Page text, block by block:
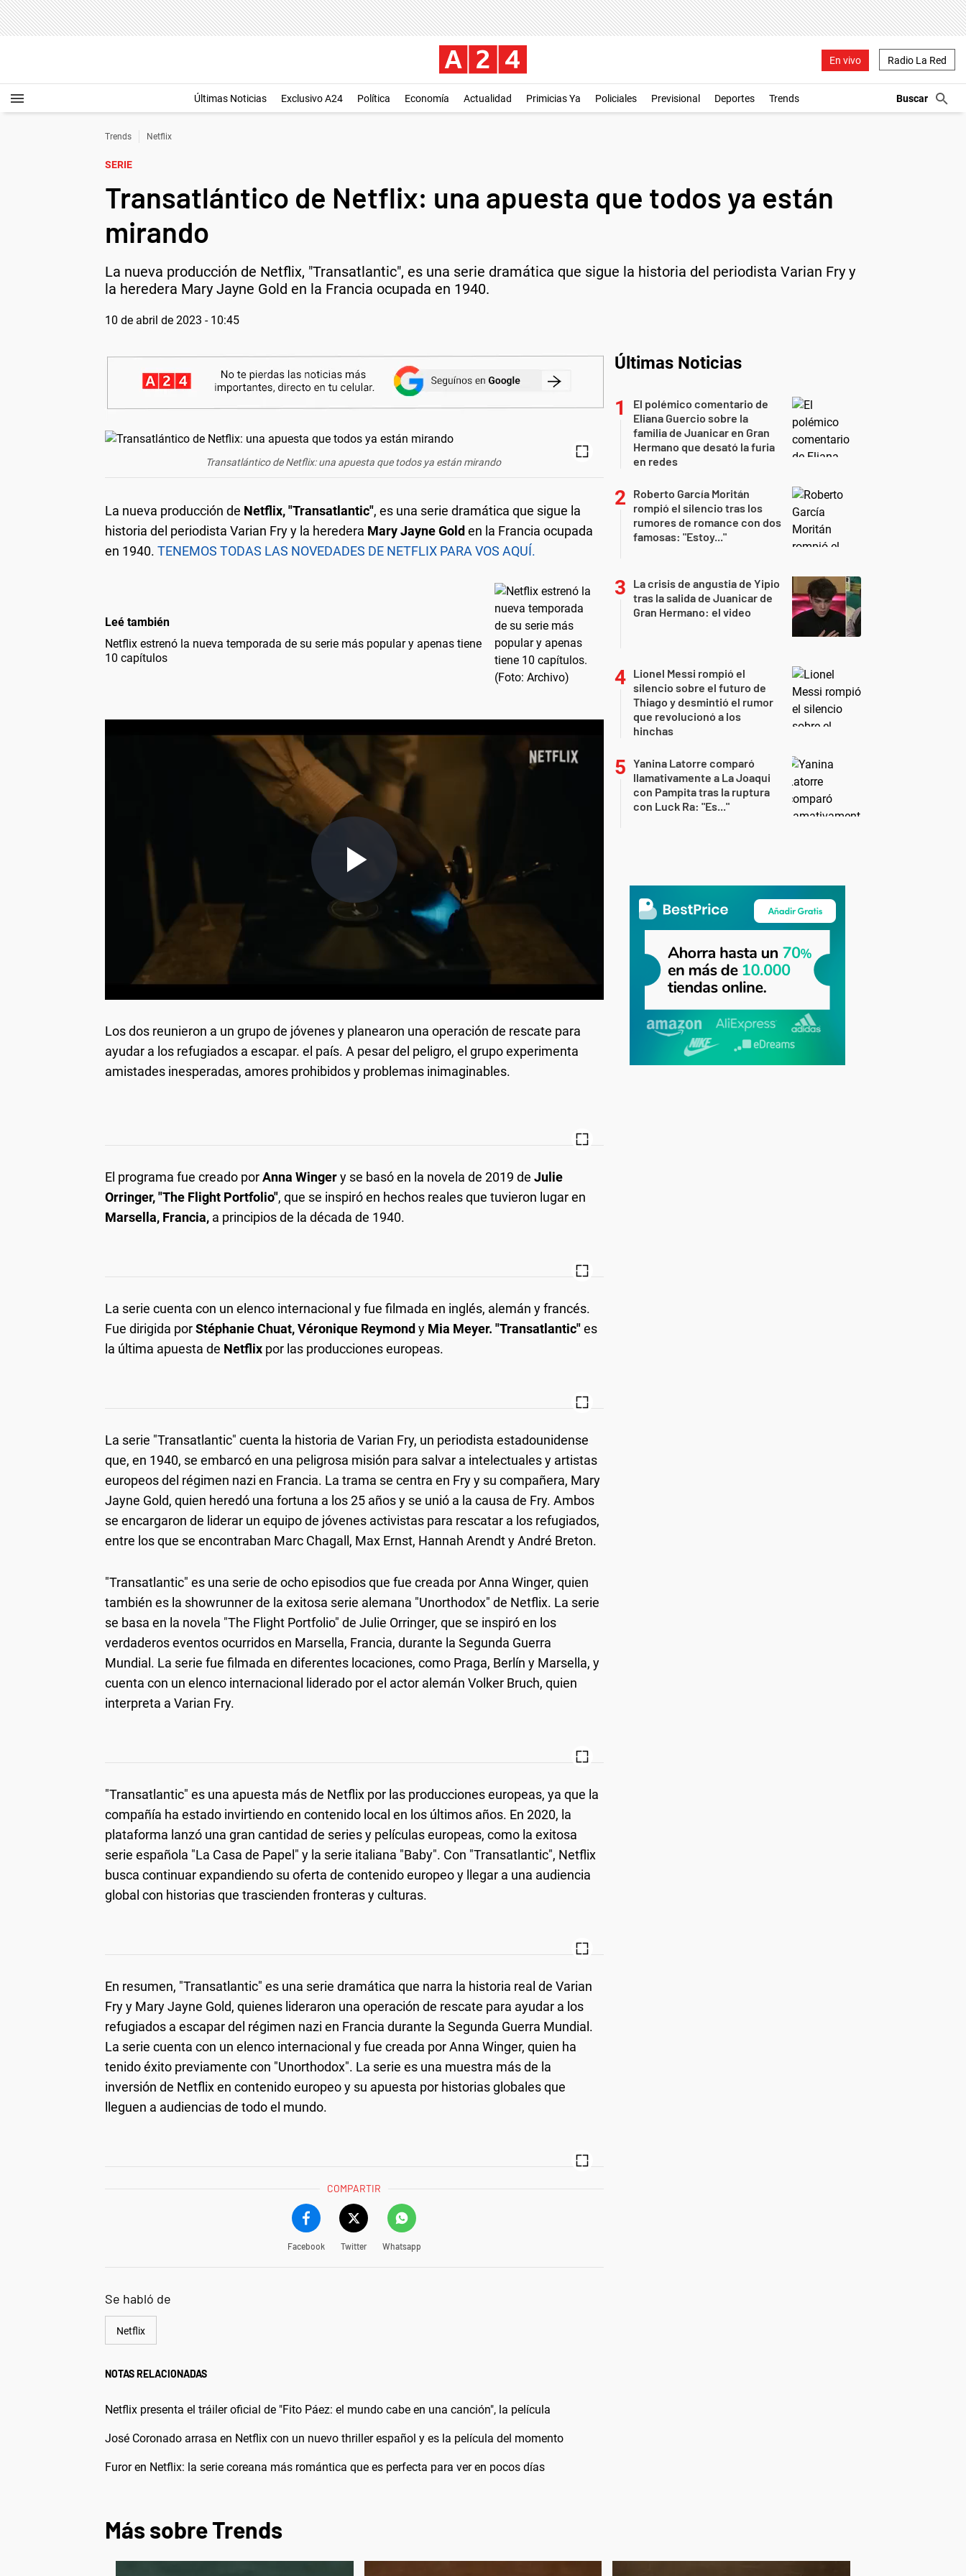
En vivo Radio La Red
Últimas Noticias Exclusivo A24 Política Economía Actualidad Primicias Ya Policiales Previsional Deportes Trends
Trends Netflix
SERIE
Transatlántico de Netflix: una apuesta que todos ya están
mirando
La nueva producción de Netflix, "Transatlantic", es una serie dramática que sigue la historia del periodista Varian Fry y
la heredera Mary Jayne Gold en la Francia ocupada en 1940.
10 de abril de 2023 - 10:45
Transatlántico de Netflix: una apuesta que todos ya están mirando
La nueva producción de Netflix, "Transatlantic", es una serie dramática que sigue la
historia del periodista Varian Fry y la heredera Mary Jayne Golden la Francia ocupada
en 1940. TENEMOS TODAS LAS NOVEDADES DE NETFLIX PARA VOS AQUÍ.
Leé también
Netflix estrenó la nueva temporada de su serie más popular y apenas tiene
10 capítulos
Los dos reunieron a un grupo de jóvenes y planearon una operación de rescate para
ayudar a los refugiados a escapar. el país. A pesar del peligro, el grupo experimenta
amistades inesperadas, amores prohibidos y problemas inimaginables.
El programa fue creado porAnna Wingery se basó en la novela de 2019 de Julie
Orringer, "The Flight Portfolio", que se inspiró en hechos reales que tuvieron lugar en
Marsella, Francia, a principios de la década de 1940.
La serie cuenta con un elenco internacional y fue filmada en inglés, alemán y francés.
Fue dirigida porStéphanie Chuat, Véronique Reymond y Mia Meyer. "Transatlantic"es
la última apuesta de Netflix por las producciones europeas.
La serie "Transatlantic" cuenta la historia de Varian Fry, un periodista estadounidense
que, en 1940, se embarcó en una peligrosa misión para salvar a intelectuales y artistas
europeos del régimen nazi en Francia. La trama se centra en Fry y su compañera, Mary
Jayne Gold, quien heredó una fortuna a los 25 años y se unió a la causa de Fry. Ambos
se encargaron de liderar un equipo de jóvenes activistas para rescatar a los refugiados,
entre los que se encontraban Marc Chagall, Max Ernst, Hannah Arendt y André Breton.
"Transatlantic" es una serie de ocho episodios que fue creada por Anna Winger, quien
también es la showrunner de la exitosa serie alemana "Unorthodox" de Netflix. La serie
se basa en la novela "The Flight Portfolio" de Julie Orringer, que se inspiró en los
verdaderos eventos ocurridos en Marsella, Francia, durante la Segunda Guerra
Mundial. La serie fue filmada en diferentes locaciones, como Praga, Berlín y Marsella, y
cuenta con un elenco internacional liderado por el actor alemán Volker Bruch, quien
interpreta a Varian Fry.
"Transatlantic" es una apuesta más de Netflix por las producciones europeas, ya que la
compañía ha estado invirtiendo en contenido local en los últimos años. En 2020, la
plataforma lanzó una gran cantidad de series y películas europeas, como la exitosa
serie española "La Casa de Papel" y la serie italiana "Baby". Con "Transatlantic", Netflix
busca continuar expandiendo su oferta de contenido europeo y llegar a una audiencia
global con historias que trascienden fronteras y culturas.
En resumen, "Transatlantic" es una serie dramática que narra la historia real de Varian
Fry y Mary Jayne Gold, quienes lideraron una operación de rescate para ayudar a los
refugiados a escapar del régimen nazi en Francia durante la Segunda Guerra Mundial.
La serie cuenta con un elenco internacional y fue creada por Anna Winger, quien ha
tenido éxito previamente con "Unorthodox". La serie es una muestra más de la
inversión de Netflix en contenido europeo y su apuesta por historias globales que
lleguen a audiencias de todo el mundo.
COMPARTIR
Facebook Twitter Whatsapp
Se habló de
Netflix
NOTAS RELACIONADAS
Netflix presenta el tráiler oficial de "Fito Páez: el mundo cabe en una canción", la película
José Coronado arrasa en Netflix con un nuevo thriller español y es la película del momento
Furor en Netflix: la serie coreana más romántica que es perfecta para ver en pocos días
Últimas Noticias
El polémico comentario de
Eliana Guercio sobre la
familia de Juanicar en Gran
Hermano que desató la furia
en redes
Roberto García Moritán
rompió el silencio tras los
rumores de romance con dos
famosas: "Estoy..."
La crisis de angustia de Yipio
tras la salida de Juanicar de
Gran Hermano: el video
Lionel Messi rompió el
silencio sobre el futuro de
Thiago y desmintió el rumor
que revolucionó a los
hinchas
Yanina Latorre comparó
llamativamente a La Joaqui
con Pampita tras la ruptura
con Luck Ra: "Es..."
Más sobre Trends